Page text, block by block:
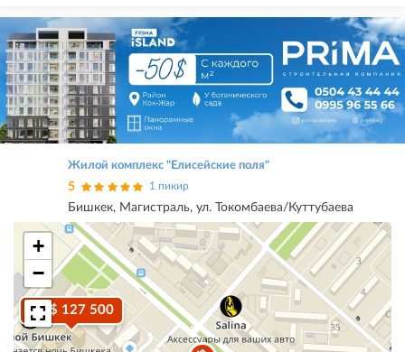
Жилой комплекс "Елисейские поля"
5 1 пикир
Бишкек, Магистраль, ул. Токомбаева/Куттубаева
$ 127 500
+
−